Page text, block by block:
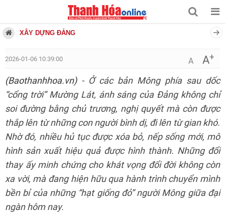
XÂY DỰNG ĐẢNG
2026-01-06 10:39:00 A A+
(Baothanhhoa.vn)- Ở các bản Mông phía sau dốc
“cổng trời” Mường Lát, ánh sáng của Đảng không chỉ
soi đường bằng chủ trương, nghị quyết mà còn được
thắp lên từ những con người bình dị, đi lên từ gian khó.
Nhờ đó, nhiều hủ tục được xóa bỏ, nếp sống mới, mô
hình sản xuất hiệu quả được hình thành. Những đổi
thay ấy minh chứng cho khát vọng đổi đời không còn
xa vời, mà đang hiện hữu qua hành trình chuyển mình
bền bỉ của những “hạt giống đỏ” người Mông giữa đại
ngàn hôm nay.